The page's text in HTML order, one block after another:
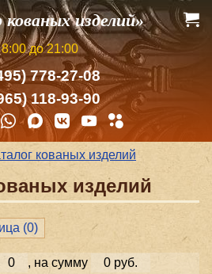
изделий»
до 21:00
778-27-08
118-93-90
кованых изделий
изделий
(0)
0 , на сумму 0 руб.